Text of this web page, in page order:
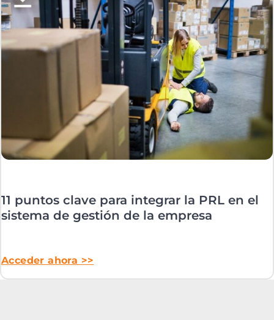
11 puntos clave para integrar la PRL en el
sistema de gestión de la empresa
Acceder ahora >>